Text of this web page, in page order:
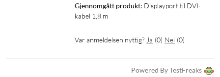
Gjennomgått produkt: Displayport til DVI-
kabel 1,8 m
Var anmeldelsen nyttig? Ja (0) Nei (0)
Powered By TestFreaks